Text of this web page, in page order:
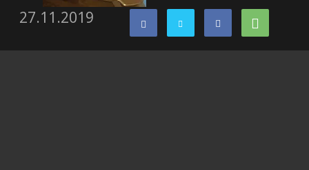
27.11.2019